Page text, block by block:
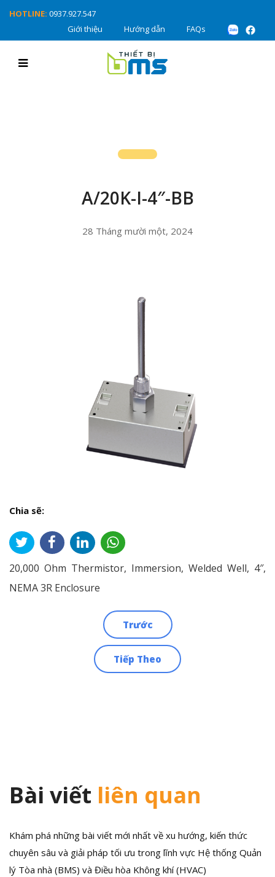
HOTLINE: 0937.927.547
Giới thiệu
Hướng dẫn FAQs
A/20K-I-4″-BB
28 Tháng mười một, 2024
Chia sẽ:
20,000 Ohm Thermistor, Immersion, Welded Well, 4″,
NEMA 3R Enclosure
Trước
Tiếp Theo
Bài viết liên quan
Khám phá những bài viết mới nhất về xu hướng, kiến thức
chuyên sâu và giải pháp tối ưu trong lĩnh vực Hệ thống Quản
lý Tòa nhà (BMS) và Điều hòa Không khí (HVAC)